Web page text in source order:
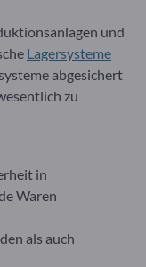
und
Lagersysteme
abgesichert
zu
in
Waren
als auch